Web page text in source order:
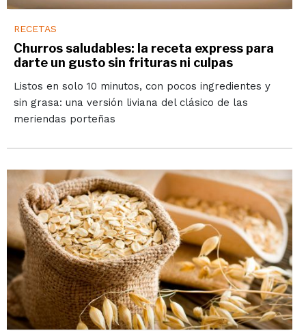
RECETAS
Churros saludables: la receta express para
darte un gusto sin frituras ni culpas
Listos en solo 10 minutos, con pocos ingredientes y
sin grasa: una versión liviana del clásico de las
meriendas porteñas